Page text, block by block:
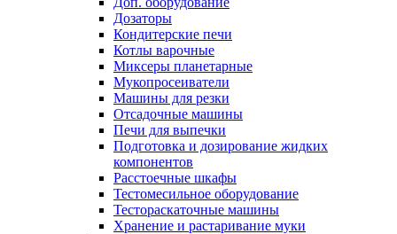
Дозаторы
Кондитерские печи
Котлы варочные
Миксеры планетарные
Мукопросеиватели
Машины для резки
Отсадочные машины
Печи для выпечки
Подготовка и дозирование жидких
компонентов
Расстоечные шкафы
Тестомесильное оборудование
Тестораскаточные машины
Хранение и растаривание муки